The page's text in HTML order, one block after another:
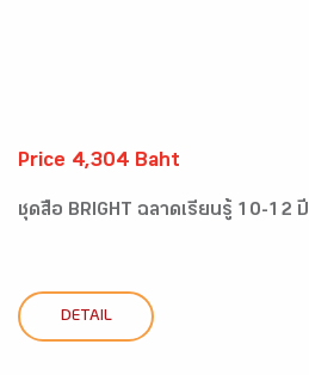
Price 4,304 Baht
ชุดสื่อ BRIGHT ฉลาดเรียนรู้ 10-12 ปี
DETAIL